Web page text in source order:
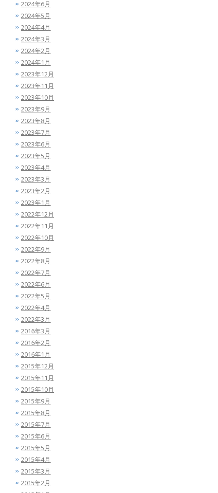
2024年6月
2024年5月
2024年4月
2024年3月
2024年2月
2024年1月
2023年12月
2023年11月
2023年10月
2023年9月
2023年8月
2023年7月
2023年6月
2023年5月
2023年4月
2023年3月
2023年2月
2023年1月
2022年12月
2022年11月
2022年10月
2022年9月
2022年8月
2022年7月
2022年6月
2022年5月
2022年4月
2022年3月
2016年3月
2016年2月
2016年1月
2015年12月
2015年11月
2015年10月
2015年9月
2015年8月
2015年7月
2015年6月
2015年5月
2015年4月
2015年3月
2015年2月